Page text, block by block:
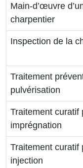
Main-d’œuvre
charpentier
Inspection de la
Traitement
pulvérisation
Traitement curatif
imprégnation
Traitement curatif
injection